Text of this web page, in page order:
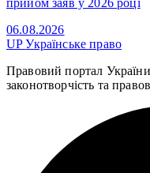
06.08.2026
UPУкраїнське право
Правовий портал
законотворчість та